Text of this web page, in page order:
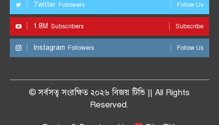
Twitter Followers Follow Us
1.8M Subscribers Subscribe
Instagram Followers Follow Us
© সর্বসত্ব সংরক্ষিত ২০২৬ বিজয় টিভি || All Rights
Reserved.